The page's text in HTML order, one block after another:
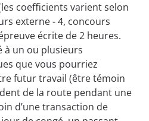
coefficients varient selon
externe - 4, concours
écrite de 2 heures.
à un ou plusieurs
que vous pourriez
futur travail (être témoin
de la route pendant une
d’une transaction de